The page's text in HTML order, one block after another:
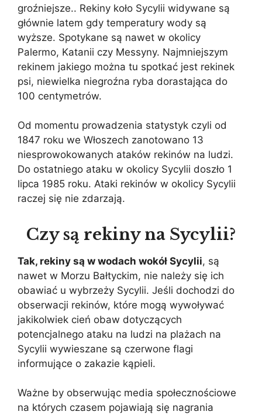
groźniejsze.. Rekiny koło Sycylii widywane są
głównie latem gdy temperatury wody są
wyższe. Spotykane są nawet w okolicy
Palermo, Katanii czy Messyny. Najmniejszym
rekinem jakiego można tu spotkać jest rekinek
psi, niewielka niegroźna ryba dorastająca do
100 centymetrów.
Od momentu prowadzenia statystyk czyli od
1847 roku we Włoszech zanotowano 13
niesprowokowanych ataków rekinów na ludzi.
Do ostatniego ataku w okolicy Sycylii doszło 1
lipca 1985 roku. Ataki rekinów w okolicy Sycylii
raczej się nie zdarzają.
Czy są rekiny na Sycylii?
Tak, rekiny są w wodach wokół Sycylii, są
nawet w Morzu Bałtyckim, nie należy się ich
obawiać u wybrzeży Sycylii. Jeśli dochodzi do
obserwacji rekinów, które mogą wywoływać
jakikolwiek cień obaw dotyczących
potencjalnego ataku na ludzi na plażach na
Sycylii wywieszane są czerwone flagi
informujące o zakazie kąpieli.
Ważne by obserwując media społecznościowe
na których czasem pojawiają się nagrania